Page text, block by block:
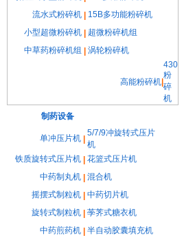
流水式粉碎机
15B多功能粉碎机
小型超微粉碎机
超微粉碎机组
中草药粉碎机组
涡轮粉碎机
高能粉碎机
430
粉
碎
机
制药设备
单冲压片机
5/7/9冲旋转式压片
机
铁质旋转式压片机
花篮式压片机
中药制丸机
混合机
摇摆式制粒机
中药切片机
旋转式制粒机
荸荠式糖衣机
中药煎药机
半自动胶囊填充机